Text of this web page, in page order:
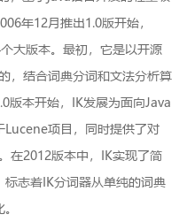
年12月推出1.0版开始，
大版本。最初，它是以开源
，结合词典分词和文法分析算
版本开始，IK发展为面向Java
Lucene项目，同时提供了对
在2012版本中，IK实现了简
志着IK分词器从单纯的词典